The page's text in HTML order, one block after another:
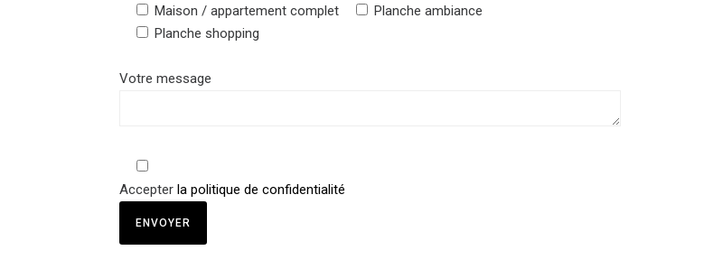
Maison / appartement complet
Planche ambiance
Planche shopping
Votre message
Accepter la politique de confidentialité